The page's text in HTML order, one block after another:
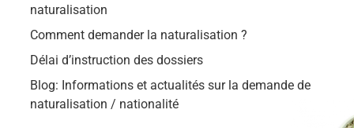
naturalisation
Comment demander la naturalisation ?
Délai d’instruction des dossiers
Blog: Informations et actualités sur la demande de
naturalisation / nationalité